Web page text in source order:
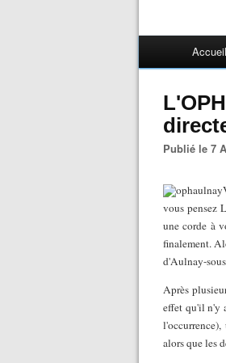
Accueil
Publié le 7
vous pensez
une corde à
finalement.
d'Aulnay-
Après
effet qu'il n'y
alors que les